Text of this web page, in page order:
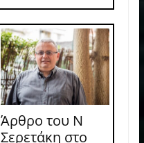
Άρθρο του Ν
Σερετάκη στο